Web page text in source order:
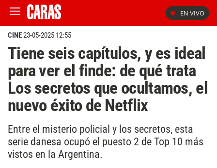
EN VIVO
CINE23-05-2025 12:55
Tiene seis capítulos, y es ideal
para ver el finde: de qué trata
Los secretos que ocultamos, el
nuevo éxito de Netflix
Entre el misterio policial y los secretos, esta
serie danesa ocupó el puesto 2 de Top 10 más
vistos en la Argentina.